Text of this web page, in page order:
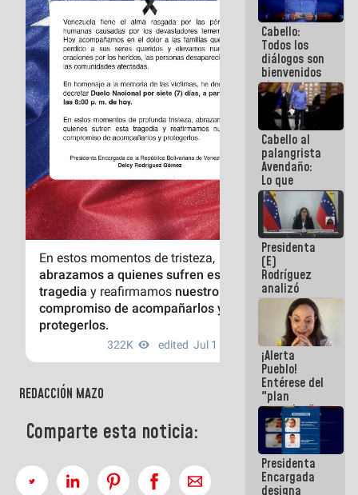
REDACCIÓN MAZO
Comparte esta noticia:
hegemónica?
(1)
Cabello:
Todos los
diálogos son
bienvenidos
siempre que
estén en el
marco de la
Constitución
de la
República
Cabello al
palangrista
Avendaño:
Lo que
vayas a
escribir
hazlo hoy
por que no
sabemos si
la semana
que viene
hay
programa
Presidenta
(E)
Rodríguez
analizó
junto a
gobernadores
planes de
recuperación
del Sistema
Eléctrico
Nacional
¡Alerta
Pueblo!
Entérese del
"plan
enjambre"
de La Sayo
para
sabotear el
diálogo y
promover el
Presidenta
Encargada
designa